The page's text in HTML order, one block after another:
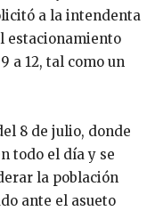
a la intendenta
estacionamiento
a 12, tal como un
8 de julio, donde
todo el día y se
la población
ante el asueto